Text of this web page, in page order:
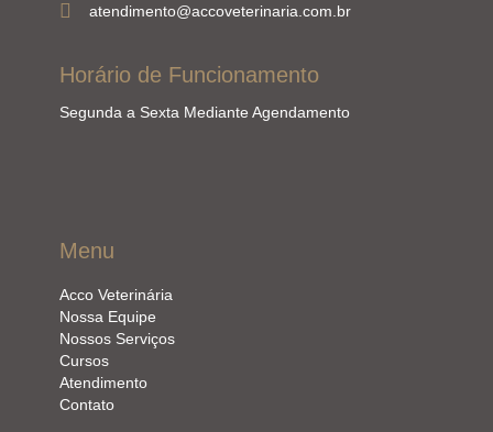
atendimento@accoveterinaria.com.br
Horário de Funcionamento
Segunda a Sexta Mediante Agendamento
Menu
Acco Veterinária
Nossa Equipe
Nossos Serviços
Cursos
Atendimento
Contato